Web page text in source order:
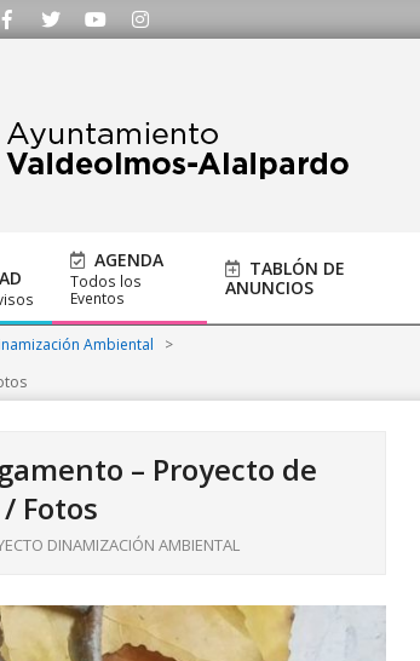
al 91 620 21 53 o escríbenos a ayuntamiento@alalpardo.org
AGENDA
Todos los
Eventos
TABLÓN DE
ANUNCIOS
Ambiental
>
– Proyecto de
Fotos
DINAMIZACIÓN AMBIENTAL